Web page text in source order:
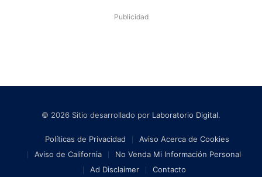
Publicidad
© 2026 Sitio desarrollado por Laboratorio Digital.
Políticas de Privacidad
Aviso Acerca de Cookies
Aviso de California
No Venda Mi Información Personal
Ad Disclaimer
Contacto